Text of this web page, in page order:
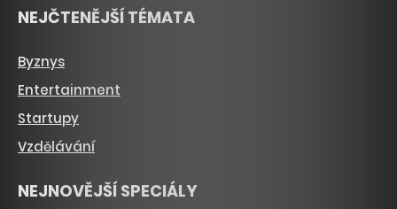
NEJČTENĚJŠÍ TÉMATA
Byznys
Entertainment
Startupy
Vzdělávání
NEJNOVĚJŠÍ SPECIÁLY